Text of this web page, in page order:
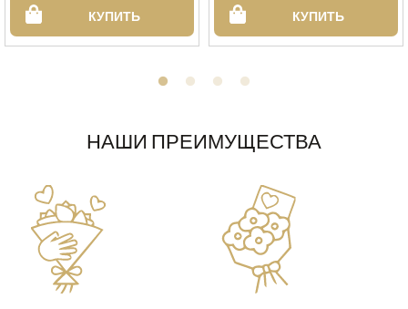
КУПИТЬ КУПИТЬ
НАШИ ПРЕИМУЩЕСТВА